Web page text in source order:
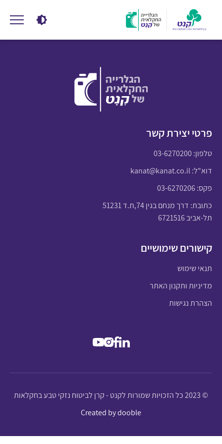
פרטי יצירת קשר
טלפון:03-6270200
דוא"ל:kanat@kanat.co.il
פקס: 03-6270206
כתובת: דרך מנחם בגין 74,ת.ד 51231
תל-אביב 6721516
קישורים שימושיים
תנאי שימוש
מדיניות ותקנון האתר
הצהרת נגישות
© 2023 כל הזכויות שמורות לקנט - קרן לביטוח נזקי טבע בחקלאות
Created by dooble